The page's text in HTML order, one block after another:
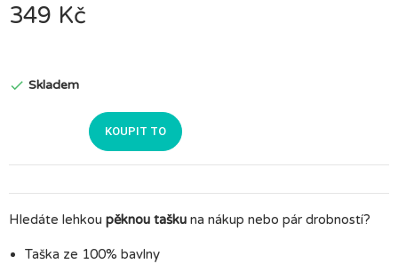
349 Kč
 Skladem
KOUPIT TO
Hledáte lehkou pěknou tašku na nákup nebo pár drobností?
Taška ze 100% bavlny